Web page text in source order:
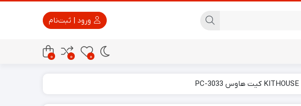
باتری
0
0
0